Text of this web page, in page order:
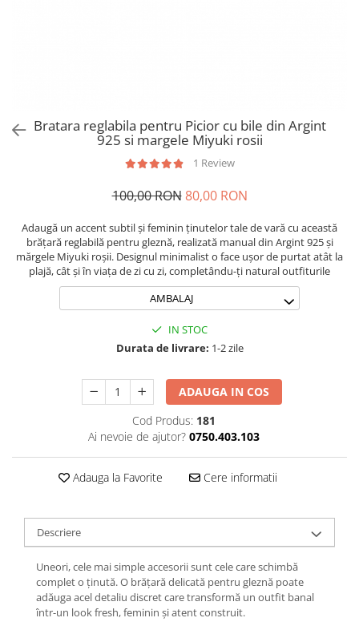
Coliere Transparente cu Initiale
Coliere Transparente cu Flori
Coliere Transparente cu Molecule
Naturale
Coliere Transparente Diverse
LĂNȚIȘOARE ARGINT
Lănțișoare cu Semilună
Lănțișoare cu Zodii
Lănțișoare Argint Diverse
Coliere cu Perle Naturale
COLIERE ȘNUR REGLABIL
Coliere cu Inimioare
Coliere cu Cruce
Bratara reglabila pentru Picior cu bile din Argint
925 si margele Miyuki rosii
1 Review
100,00 RON 80,00 RON
Adaugă un accent subtil și feminin ținutelor tale de vară cu această
brățară reglabilă pentru gleznă, realizată manual din Argint 925 și
mărgele Miyuki roșii. Designul minimalist o face ușor de purtat atât la
plajă, cât și în viața de zi cu zi, completându-ți natural outfiturile
AMBALAJ
IN STOC
Durata de livrare: 1-2 zile
ADAUGA IN COS
Cod Produs: 181
Ai nevoie de ajutor? 0750.403.103
Adauga la Favorite Cere informatii
Descriere
Uneori, cele mai simple accesorii sunt cele care schimbă
complet o ținută. O brățară delicată pentru gleznă poate
adăuga acel detaliu discret care transformă un outfit banal
într-un look fresh, feminin și atent construit.